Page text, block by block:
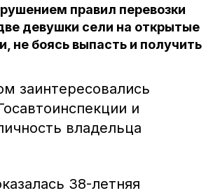
правил перевозки
девушки сели на открытые
не боясь выпасть и получить
заинтересовались
и
владельца
38-летняя